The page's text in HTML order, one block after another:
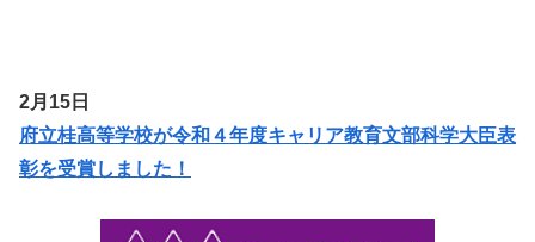
2月15日
府立桂高等学校が令和４年度キャリア教育文部科学大臣表
彰を受賞しました！